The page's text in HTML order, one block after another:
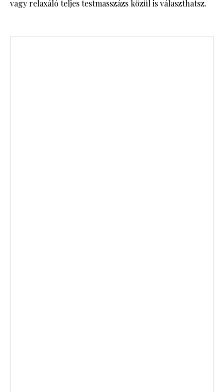
vagy relaxáló teljes testmasszázs közül is választhatsz.